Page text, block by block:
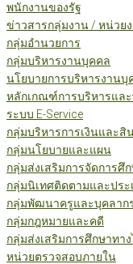
พนักงานของรัฐ
ข่าวสารกลุ่มงาน / หน่วย
กลุ่มอำนวยการ
กลุ่มบริหารงานบุคคล
นโยบายการบริหารงานบุ
หลักเกณฑ์การบริหารแล
ระบบ E-Service
กลุ่มบริหารการเงินและสิ
กลุ่มนโยบายและแผน
กลุ่มส่งเสริมการจัดการศึ
กลุ่มนิเทศติดตามและประ
กลุ่มพัฒนาครูและบุคลาก
กลุ่มกฎหมายและคดี
กลุ่มส่งเสริมการศึกษาทา
หน่วยตรวจสอบภายใน